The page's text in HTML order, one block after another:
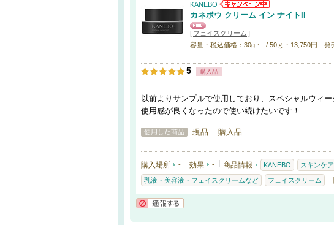
KANEBO
カネボウ クリーム イン ナイトII
[ フェイスクリーム ]
容量・税込価格：30g・- / 50ｇ・13,750円
発
5 購入品
以前よりサンプルで使用しており、スペシャルウィ
使用感が良くなったので使い続けたいです！
使用した商品 現品 購入品
購入場所 - 効果 - 商品情報 KANEBO スキンケ
乳液・美容液・フェイスクリームなど フェイスクリーム